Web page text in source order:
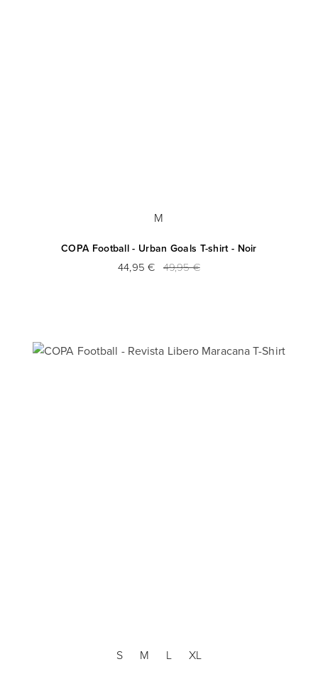
M
COPA Football - Urban Goals T-shirt - Noir
44,95 € 49,95 €
S M L XL